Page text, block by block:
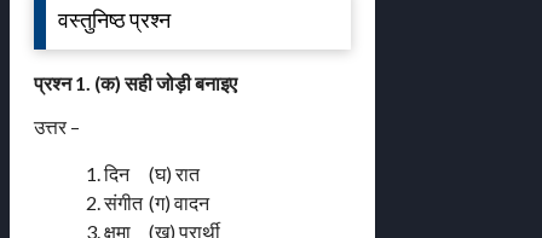
वस्तुनिष्ठ प्रश्न
प्रश्न 1. (क) सही जोड़ी बनाइए
उत्तर –
1. दिन
(घ) रात
2. संगीत (ग) वादन
3. क्षमा
(ख) प्रार्थी